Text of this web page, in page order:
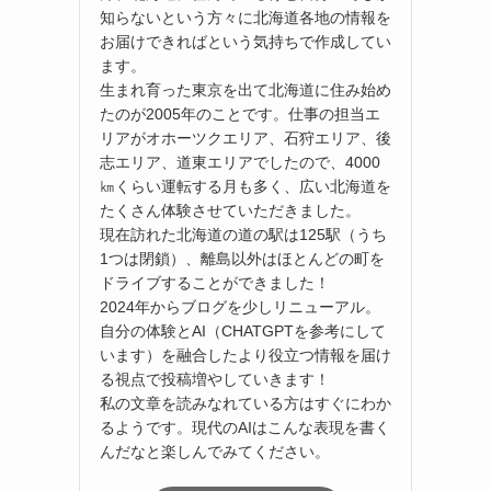
知らないという方々に北海道各地の情報を
お届けできればという気持ちで作成してい
ます。
生まれ育った東京を出て北海道に住み始め
たのが2005年のことです。仕事の担当エ
リアがオホーツクエリア、石狩エリア、後
志エリア、道東エリアでしたので、4000
㎞くらい運転する月も多く、広い北海道を
たくさん体験させていただきました。
現在訪れた北海道の道の駅は125駅（うち
1つは閉鎖）、離島以外はほとんどの町を
ドライブすることができました！
2024年からブログを少しリニューアル。
自分の体験とAI（CHATGPTを参考にして
います）を融合したより役立つ情報を届け
る視点で投稿増やしていきます！
私の文章を読みなれている方はすぐにわか
るようです。現代のAIはこんな表現を書く
んだなと楽しんでみてください。